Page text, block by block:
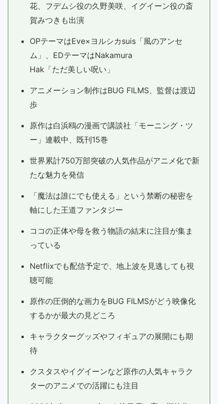
花、フデムシ役の久野美咲、イグイーン役の斎
賀みつきも出演
OPテーマはEve×ヨルシカsuis「風のアンセ
ム」、EDテーマはNakamura
Hak「ただ美しい呪い」
アニメーション制作はBUG FILMS、監督は渡辺
歩
原作は白浜鴎の漫画で講談社「モーニング・ツ
ー」連載中、既刊15巻
世界累計750万部突破の人気作品がアニメ化で新
たな魅力を発信
「魔法は誰にでも使える」という禁断の秘密を
軸にした王道ファンタジー
ココの正体や母を救う物語の結末に注目が集ま
っている
Netflixでも配信予定で、地上波を見逃しても視
聴可能
原作の圧倒的な画力をBUG FILMSがどう映像化
するかが最大の見どころ
キャラクターグッズやフィギュアの展開にも期
待
クスタスやイグイーンなど原作の人気キャラク
ターのアニメでの活躍にも注目